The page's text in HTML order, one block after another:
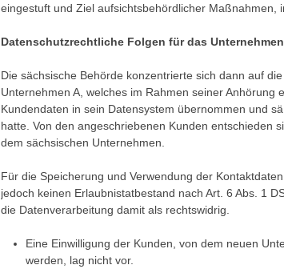
eingestuft und Ziel aufsichtsbehördlicher Maßnahmen,
Datenschutzrechtliche Folgen für das
Die sächsische Behörde konzentrierte sich dann auf
Unternehmen A, welches im Rahmen seiner Anhörung
Kundendaten in sein Datensystem übernommen und
hatte. Von den angeschriebenen Kunden entschieden
dem sächsischen Unternehmen.
Für die Speicherung und Verwendung der
jedoch keinen Erlaubnistatbestand nach Art. 6 Abs. 1
die Datenverarbeitung damit als rechtswidrig.
Eine Einwilligung der Kunden, von dem neuen
werden, lag nicht vor.